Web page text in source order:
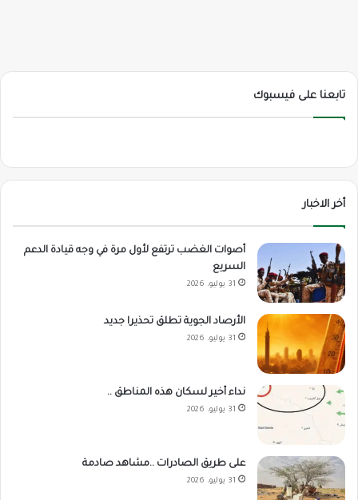
تابعنا على فيسبوك
أخر الاخبار
أصوات الغضب ترتفع لأول مرة في وجه قيادة الدعم
السريع
31 يوليو، 2026
الأرصاد الجوية تطلق تحذيرا جديد
31 يوليو، 2026
نداء أخير لسكان هذه المناطق ..
31 يوليو، 2026
على طريق الصادرات ..مشاهد صادمة
31 يوليو، 2026